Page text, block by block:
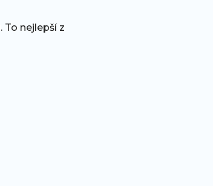
nejlepší z